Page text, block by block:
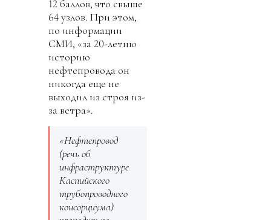
12 баллов, что свыше
64 узлов. При этом,
по информации
СМИ, «за 20-летню
историю
нефтепровода он
никогда еще не
выходил из строя из-
за ветра».
«Нефтепровод
(речь об
инфраструктуре
Каспийского
трубопроводного
консорциума)